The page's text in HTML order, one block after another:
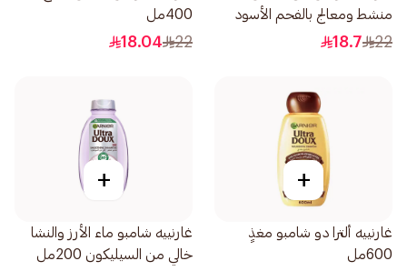
منشط ومعالج بالفحم الأسود
وزيت قطعة البركة 400مل
22
18.7
400مل
22
18.04
+
غارنييه ألترا دو شامبو مغذٍ
600مل
+
غارنييه شامبو ماء الأرز والنشا
خالي من السيليكون 200مل